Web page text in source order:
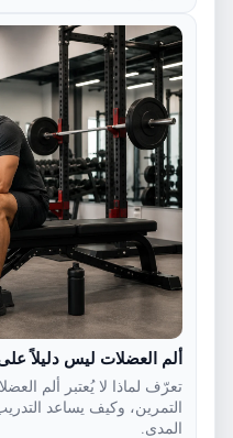
ألم العضلات ليس دليلاً
تعرّف لماذا لا يُعتبر ألم
التمرين، وكيف يساعد
المدى.